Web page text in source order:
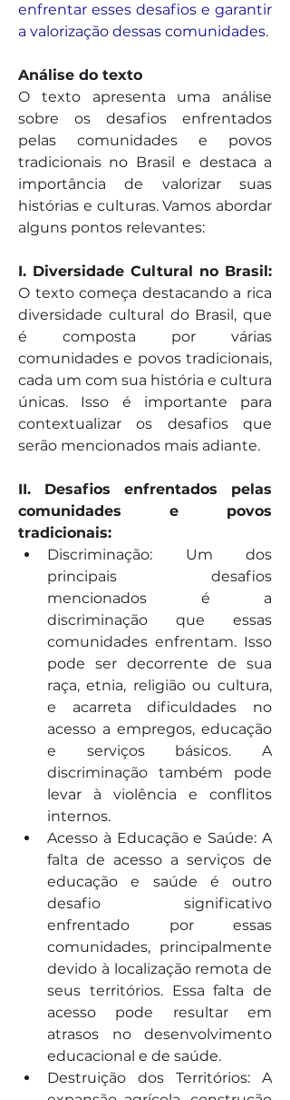
enfrentar esses desafios e garantir
a valorização dessas comunidades.
Análise do texto
O texto apresenta uma análise
sobre os desafios enfrentados
pelas comunidades e povos
tradicionais no Brasil e destaca a
importância de valorizar suas
histórias e culturas. Vamos abordar
alguns pontos relevantes:
I. Diversidade Cultural no Brasil:
O texto começa destacando a rica
diversidade cultural do Brasil, que
é composta por várias
comunidades e povos tradicionais,
cada um com sua história e cultura
únicas. Isso é importante para
contextualizar os desafios que
serão mencionados mais adiante.
II. Desafios enfrentados pelas
comunidades e povos
tradicionais:
Discriminação: Um dos
principais desafios
mencionados é a
discriminação que essas
comunidades enfrentam. Isso
pode ser decorrente de sua
raça, etnia, religião ou cultura,
e acarreta dificuldades no
acesso a empregos, educação
e serviços básicos. A
discriminação também pode
levar à violência e conflitos
internos.
Acesso à Educação e Saúde: A
falta de acesso a serviços de
educação e saúde é outro
desafio significativo
enfrentado por essas
comunidades, principalmente
devido à localização remota de
seus territórios. Essa falta de
acesso pode resultar em
atrasos no desenvolvimento
educacional e de saúde.
Destruição dos Territórios: A